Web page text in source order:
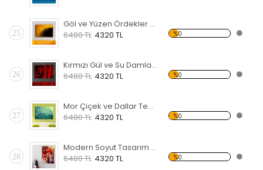
25
Göl ve Yüzen Ördekler Temalı Kanvas Tablo
6480 TL 4320 TL %0
26
Kırmızı Gül ve Su Damlaları Kanvas Tablo
6480 TL 4320 TL %0
27
Mor Çiçek ve Dallar Temalı Kanvas Tablo
6480 TL 4320 TL %0
28
Modern Soyut Tasarım 25 Temalı Kanvas Tablo
6480 TL 4320 TL %0